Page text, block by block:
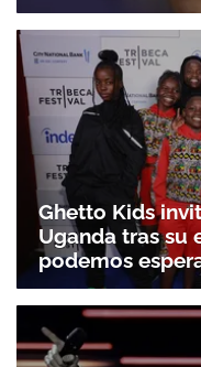
Ghetto Kids
Uganda tras su
podemos